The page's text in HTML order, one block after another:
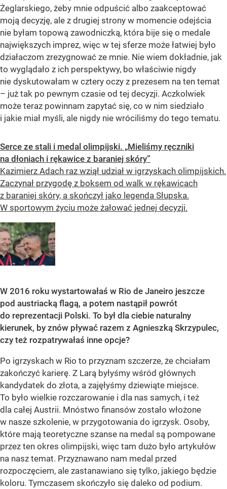
Żeglarskiego, żeby mnie odpuścić albo zaakceptować
moją decyzję, ale z drugiej strony w momencie odejścia
nie byłam topową zawodniczką, która bije się o medale
największych imprez, więc w tej sferze może łatwiej było
działaczom zrezygnować ze mnie. Nie wiem dokładnie, jak
to wyglądało z ich perspektywy, bo właściwie nigdy
nie dyskutowałam w cztery oczy z prezesem na ten temat
– już tak po pewnym czasie od tej decyzji. Aczkolwiek
może teraz powinnam zapytać się, co w nim siedziało
i jakie miał myśli, ale nigdy nie wróciliśmy do tego tematu.
Serce ze stali i medal olimpijski. „Mieliśmy ręczniki
na dłoniach i rękawice z baraniej skóry”
Kazimierz Adach raz wziął udział w igrzyskach olimpijskich.
Zaczynał przygodę z boksem od walk w rękawicach
z baraniej skóry, a skończył jako legenda Słupska.
W sportowym życiu może żałować jednej decyzji.
W 2016 roku wystartowałaś w Rio de Janeiro jeszcze
pod austriacką flagą, a potem nastąpił powrót
do reprezentacji Polski. To był dla ciebie naturalny
kierunek, by znów pływać razem z Agnieszką Skrzypulec,
czy też rozpatrywałaś inne opcje?
Po igrzyskach w Rio to przyznam szczerze, że chciałam
zakończyć karierę. Z Larą byłyśmy wśród głównych
kandydatek do złota, a zajęłyśmy dziewiąte miejsce.
To było wielkie rozczarowanie i dla nas samych, i też
dla całej Austrii. Mnóstwo finansów zostało włożone
w nasze szkolenie, w przygotowania do igrzysk. Osoby,
które mają teoretyczne szanse na medal są pompowane
przez ten okres olimpijski, więc tam dużo było artykułów
na nasz temat. Przyznawano nam medal przed
rozpoczęciem, ale zastanawiano się tylko, jakiego będzie
koloru. Tymczasem skończyło się daleko od podium.